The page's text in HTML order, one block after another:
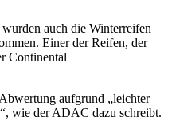
wurden auch die Winterreifen
Einer der Reifen, der
Continental
aufgrund „leichter
wie der ADAC dazu schreibt.